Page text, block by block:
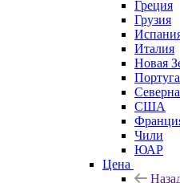
Греция
Грузия
Италия
Новая
США
Чили
ЮАР
Цена